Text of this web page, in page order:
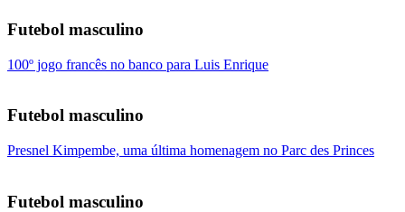
Futebol masculino
100º jogo francês no banco para Luis Enrique
Futebol masculino
Presnel Kimpembe, uma última homenagem no Parc des Princes
Futebol masculino